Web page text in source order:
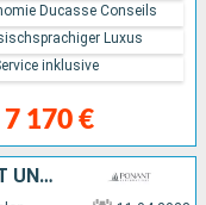
7 170 €
Ducasse Conseils
Luxus
inklusive
PANAMA, KOLUMBIEN, ST. VINCENT UND DIE GRENADINEN, SAINT LUCIA